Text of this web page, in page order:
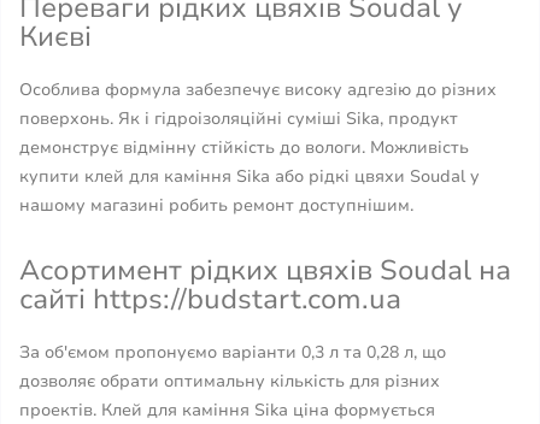
Переваги рідких цвяхів Soudal у
Києві
Особлива формула забезпечує високу адгезію до різних
поверхонь. Як і гідроізоляційні суміші Sika, продукт
демонструє відмінну стійкість до вологи. Можливість
купити клей для каміння Sika або рідкі цвяхи Soudal у
нашому магазині робить ремонт доступнішим.
Асортимент рідких цвяхів Soudal на
сайті https://budstart.com.ua
За об'ємом пропонуємо варіанти 0,3 л та 0,28 л, що
дозволяє обрати оптимальну кількість для різних
проектів. Клей для каміння Sika ціна формується